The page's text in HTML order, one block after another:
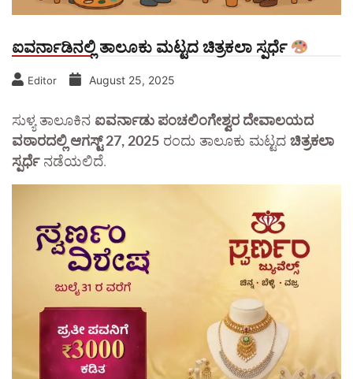
ಐವರ್ನಾಡಿನಲ್ಲಿ ತಾಲೂಕು ಮಟ್ಟದ ಚಿತ್ರಕಲಾ ಸ್ಪರ್ಧೆ
Editor August 25, 2025
ಸುಳ್ಯ ತಾಲೂಕಿನ ಐವರ್ನಾಡು ಪಂಚಲಿಂಗೇಶ್ವರ ದೇವಾಲಯದ
ವಠಾರದಲ್ಲಿ ಆಗಸ್ಟ್ 27, 2025 ರಂದು ತಾಲೂಕು ಮಟ್ಟದ ಚಿತ್ರಕಲಾ
ಸ್ಪರ್ಧೆನಡೆಯಲಿದೆ.